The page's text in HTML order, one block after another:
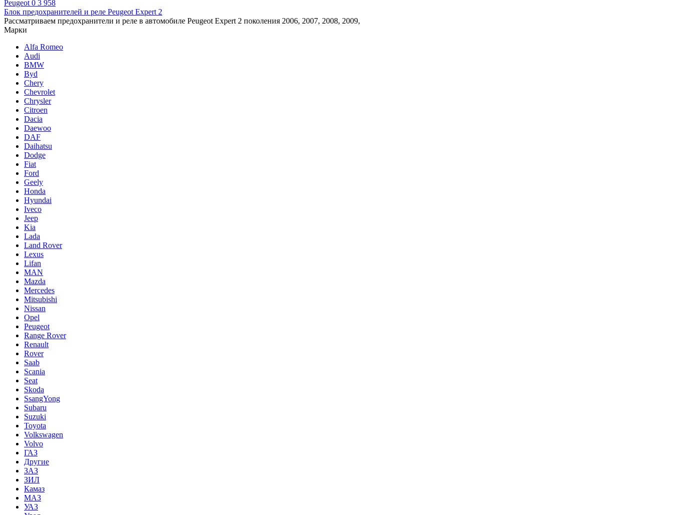
Peugeot 0 3 958
Блок предохранителей и реле Peugeot Expert 2
Рассматриваем предохранители и реле в автомобиле Peugeot Expert 2 поколения 2006, 2007, 2008, 2009,
Марки
Alfa Romeo
Audi
BMW
Byd
Chery
Chevrolet
Chrysler
Citroen
Dacia
Daewoo
DAF
Daihatsu
Dodge
Fiat
Ford
Geely
Honda
Hyundai
Iveco
Jeep
Kia
Lada
Land Rover
Lexus
Lifan
MAN
Mazda
Mercedes
Mitsubishi
Nissan
Opel
Peugeot
Range Rover
Renault
Rover
Saab
Scania
Seat
Skoda
SsangYong
Subaru
Suzuki
Toyota
Volkswagen
Volvo
ГАЗ
Другие
ЗАЗ
ЗИЛ
Камаз
МАЗ
УАЗ